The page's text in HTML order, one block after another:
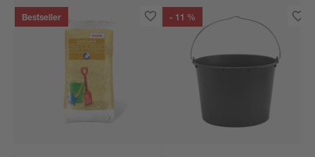
Bestseller - 11 %